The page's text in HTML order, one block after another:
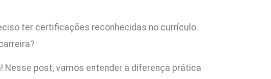
ter certificações reconhecidas no currículo.
Nesse post, vamos entender a diferença prática